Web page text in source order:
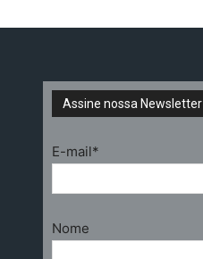
Assine nossa Newsletter
E-mail*
Nome